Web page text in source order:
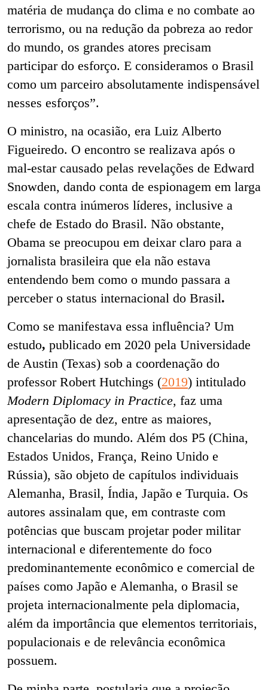
matéria de mudança do clima e no combate ao
terrorismo, ou na redução da pobreza ao redor
do mundo, os grandes atores precisam
participar do esforço. E consideramos o Brasil
como um parceiro absolutamente indispensável
nesses esforços”.
O ministro, na ocasião, era Luiz Alberto
Figueiredo. O encontro se realizava após o
mal-estar causado pelas revelações de Edward
Snowden, dando conta de espionagem em larga
escala contra inúmeros líderes, inclusive a
chefe de Estado do Brasil. Não obstante,
Obama se preocupou em deixar claro para a
jornalista brasileira que ela não estava
entendendo bem como o mundo passara a
perceber o status internacional do Brasil.
Como se manifestava essa influência? Um
estudo, publicado em 2020 pela Universidade
de Austin (Texas) sob a coordenação do
professor Robert Hutchings (2019) intitulado
Modern Diplomacy in Practice, faz uma
apresentação de dez, entre as maiores,
chancelarias do mundo. Além dos P5 (China,
Estados Unidos, França, Reino Unido e
Rússia), são objeto de capítulos individuais
Alemanha, Brasil, Índia, Japão e Turquia. Os
autores assinalam que, em contraste com
potências que buscam projetar poder militar
internacional e diferentemente do foco
predominantemente econômico e comercial de
países como Japão e Alemanha, o Brasil se
projeta internacionalmente pela diplomacia,
além da importância que elementos territoriais,
populacionais e de relevância econômica
possuem.